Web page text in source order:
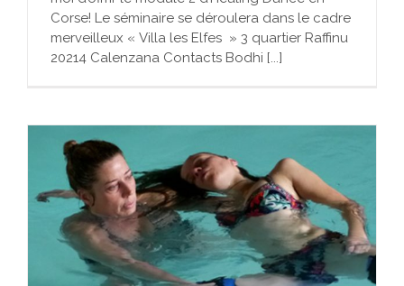
Corse! Le séminaire se déroulera dans le cadre
merveilleux « Villa les Elfes » 3 quartier Raffinu
20214 Calenzana Contacts Bodhi [...]